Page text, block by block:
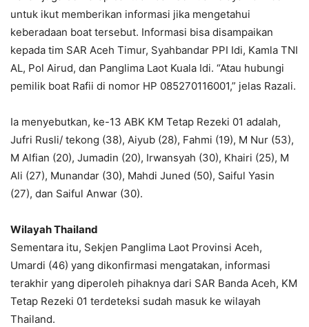
untuk ikut memberikan informasi jika mengetahui
keberadaan boat tersebut. Informasi bisa disampaikan
kepada tim SAR Aceh Timur, Syahbandar PPI Idi, Kamla TNI
AL, Pol Airud, dan Panglima Laot Kuala Idi. “Atau hubungi
pemilik boat Rafii di nomor HP 085270116001,” jelas Razali.
Ia menyebutkan, ke-13 ABK KM Tetap Rezeki 01 adalah,
Jufri Rusli/ tekong (38), Aiyub (28), Fahmi (19), M Nur (53),
M Alfian (20), Jumadin (20), Irwansyah (30), Khairi (25), M
Ali (27), Munandar (30), Mahdi Juned (50), Saiful Yasin
(27), dan Saiful Anwar (30).
Wilayah Thailand
Sementara itu, Sekjen Panglima Laot Provinsi Aceh,
Umardi (46) yang dikonfirmasi mengatakan, informasi
terakhir yang diperoleh pihaknya dari SAR Banda Aceh, KM
Tetap Rezeki 01 terdeteksi sudah masuk ke wilayah
Thailand.